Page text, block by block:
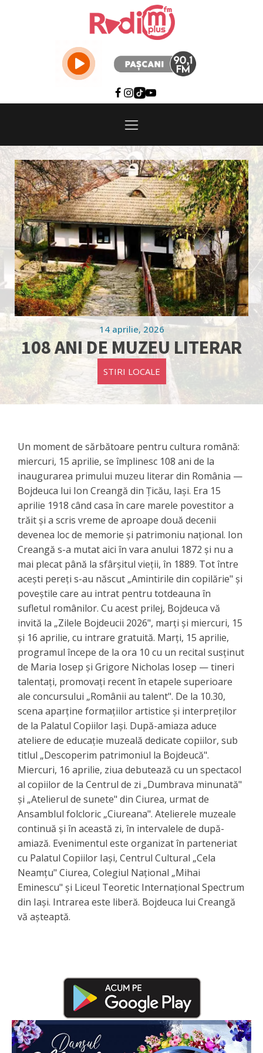
14 aprilie, 2026
108 ANI DE MUZEU LITERAR
STIRI LOCALE
Un moment de sărbătoare pentru cultura română:
miercuri, 15 aprilie, se împlinesc 108 ani de la
inaugurarea primului muzeu literar din România —
Bojdeuca lui Ion Creangă din Țicău, Iași. Era 15
aprilie 1918 când casa în care marele povestitor a
trăit și a scris vreme de aproape două decenii
devenea loc de memorie și patrimoniu național. Ion
Creangă s-a mutat aici în vara anului 1872 și nu a
mai plecat până la sfârșitul vieții, în 1889. Tot între
acești pereți s-au născut „Amintirile din copilărie" și
poveștile care au intrat pentru totdeauna în
sufletul românilor. Cu acest prilej, Bojdeuca vă
invită la „Zilele Bojdeucii 2026", marți și miercuri, 15
și 16 aprilie, cu intrare gratuită. Marți, 15 aprilie,
programul începe de la ora 10 cu un recital susținut
de Maria Iosep și Grigore Nicholas Iosep — tineri
talentați, promovați recent în etapele superioare
ale concursului „Românii au talent". De la 10.30,
scena aparține formațiilor artistice și interpreților
de la Palatul Copiilor Iași. După-amiaza aduce
ateliere de educație muzeală dedicate copiilor, sub
titlul „Descoperim patrimoniul la Bojdeucă".
Miercuri, 16 aprilie, ziua debutează cu un spectacol
al copiilor de la Centrul de zi „Dumbrava minunată"
și „Atelierul de sunete" din Ciurea, urmat de
Ansamblul folcloric „Ciureana". Atelierele muzeale
continuă și în această zi, în intervalele de după-
amiază. Evenimentul este organizat în parteneriat
cu Palatul Copiilor Iași, Centrul Cultural „Cela
Neamțu" Ciurea, Colegiul Național „Mihai
Eminescu" și Liceul Teoretic Internațional Spectrum
din Iași. Intrarea este liberă. Bojdeuca lui Creangă
vă așteaptă.